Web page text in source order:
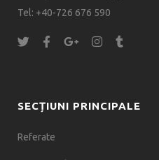
Tel: +40-726 676 590
SECȚIUNI PRINCIPALE
Referate